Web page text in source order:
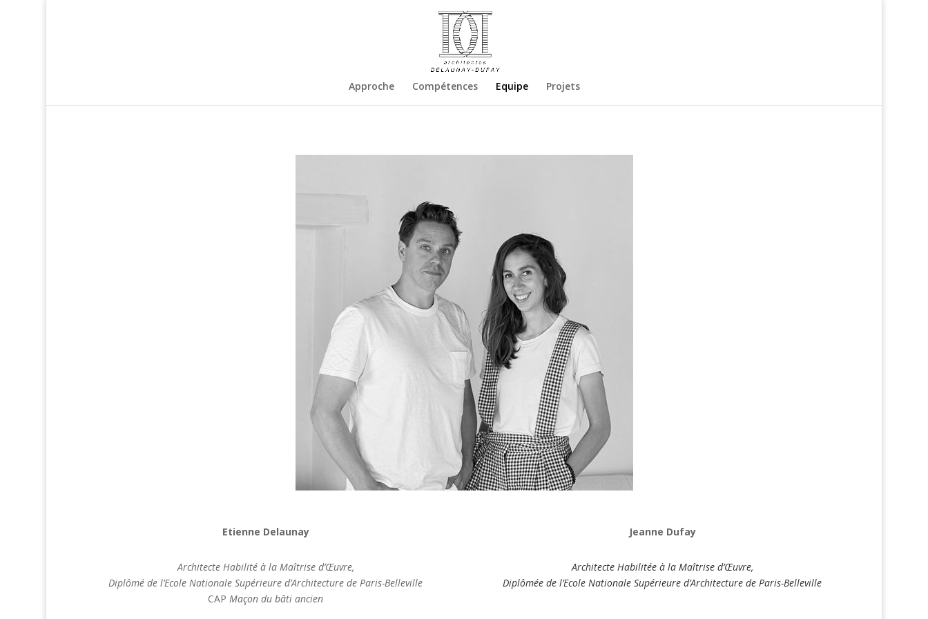
Approche Compétences Equipe Projets
Etienne Delaunay
Architecte Habilité à la Maîtrise d’Œuvre,
Diplômé de l’Ecole Nationale Supérieure d’Architecture de Paris-Belleville
CAPMaçon du bâti ancien
Jeanne Dufay
Architecte Habilitée à la Maîtrise d’Œuvre,
Diplômée de l’Ecole Nationale Supérieure d’Architecture de Paris-Belleville